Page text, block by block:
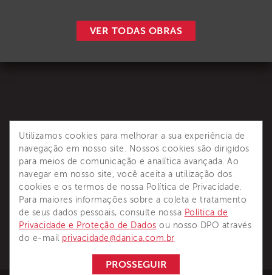
VER TODAS OBRAS
Dânica é reconhecida como principal referência de
soluções completas para sistemas termoisolantes.
Utilizamos cookies para melhorar a sua experiência de
navegação em nosso site. Nossos cookies são dirigidos
para meios de comunicação e analítica avançada. Ao
navegar em nosso site, você aceita a utilização dos
cookies e os termos de nossa Política de Privacidade.
Para maiores informações sobre a coleta e tratamento
de seus dados pessoais, consulte nossa Política de
Privacidade e Proteção de Dados ou nosso DPO através
do e-mail privacidade@danica.com.br
PROSSEGUIR